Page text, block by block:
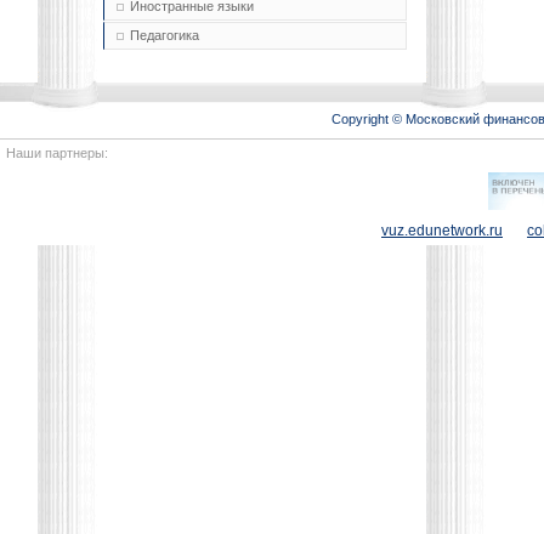
Иностранные языки
Педагогика
Copyright © Московский
Наши партнеры:
vuz.edunetwork.ru